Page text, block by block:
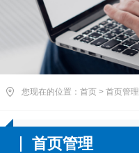
您现在的位置： 首页> 首页管理
首页管理